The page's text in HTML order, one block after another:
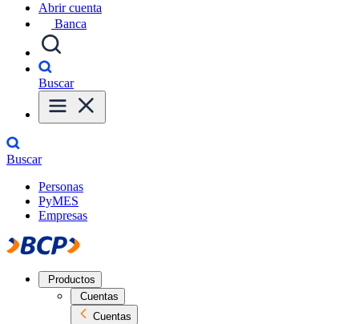
Abrir cuenta
Banca
Buscar
Buscar
Personas
PyMES
Empresas
Productos
Cuentas
Cuentas